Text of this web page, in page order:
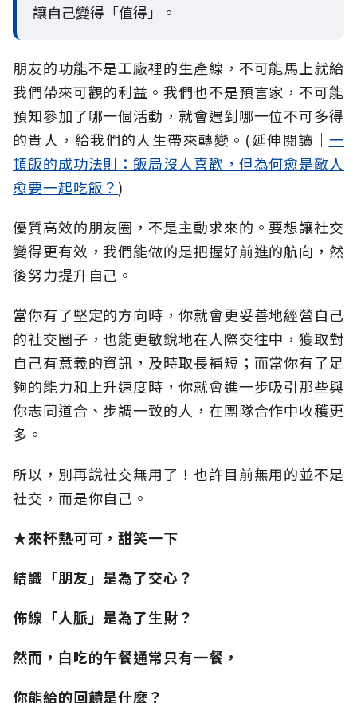
讓自己變得「值得」。
朋友的功能不是工廠裡的生產線，不可能馬上就給
我們帶來可觀的利益。我們也不是預言家，不可能
預知參加了哪一個活動，就會遇到哪一位不可多得
的貴人，給我們的人生帶來轉變。(延伸閱讀│ 一
頓飯的成功法則：飯局沒人喜歡，但為何愈是敵人
愈要一起吃飯？ )
優質高效的朋友圈，不是主動求來的。要想讓社交
變得更有效，我們能做的是把握好前進的航向，然
後努力提升自己。
當你有了堅定的方向時，你就會更妥善地經營自己
的社交圈子，也能更敏銳地在人際交往中，獲取對
自己有意義的資訊，及時取長補短；而當你有了足
夠的能力和上升速度時，你就會進一步吸引那些與
你志同道合、步調一致的人，在團隊合作中收穫更
多。
所以，別再說社交無用了！也許目前無用的並不是
社交，而是你自己。
★來杯熱可可，甜笑一下
結識「朋友」是為了交心？
佈線「人脈」是為了生財？
然而，白吃的午餐通常只有一餐，
你能給的回饋是什麼？